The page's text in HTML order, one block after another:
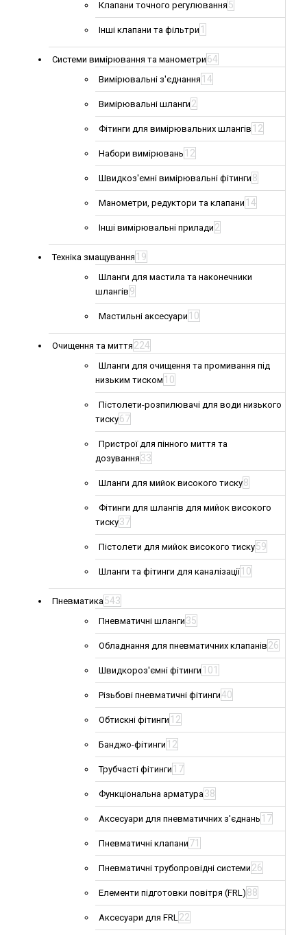
Клапани точного регулювання 5
Інші клапани та фільтри 1
Системи вимірювання та манометри 64
Вимірювальні з'єднання 14
Вимірювальні шланги 2
Фітинги для вимірювальних шлангів 12
Набори вимірювань 12
Швидкоз'ємні вимірювальні фітинги 8
Манометри, редуктори та клапани 14
Інші вимірювальні прилади 2
Техніка змащування 19
Шланги для мастила та наконечники
шлангів 9
Мастильні аксесуари 10
Очищення та миття 224
Шланги для очищення та промивання під
низьким тиском 10
Пістолети-розпилювачі для води низького
тиску67
Пристрої для пінного миття та
дозування 33
Шланги для мийок високого тиску8
Фітинги для шлангів для мийок високого
тиску37
Пістолети для мийок високого тиску59
Шланги та фітинги для каналізації 10
Пневматика543
Пневматичні шланги 35
Обладнання для пневматичних клапанів 26
Швидкороз'ємні фітинги 101
Різьбові пневматичні фітинги40
Обтискні фітинги 12
Банджо-фітинги 12
Трубчасті фітинги 17
Функціональна арматура38
Аксесуари для пневматичних з'єднань 17
Пневматичні клапани 71
Пневматичні трубопровідні системи 26
Елементи підготовки повітря (FRL) 88
Аксесуари для FRL22